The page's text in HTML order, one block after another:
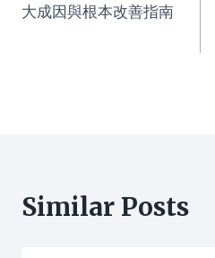
大成因與根本改善指南
Similar Posts